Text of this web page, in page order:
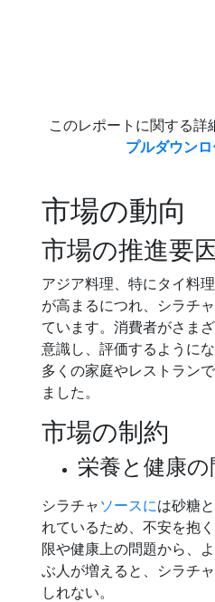
このレポートに関する詳
プルダウン
市場の動向
市場の推進要
アジア料理、特にタイ料
が高まるにつれ、シラチ
ています。消費者がさま
意識し、評価するように
多くの家庭やレストラン
ました。
市場の制約
栄養と健康の
シラチャ ソースには砂糖
れているため、不安を抱
限や健康上の問題から、
ぶ人が増えると、シラチ
しれない。